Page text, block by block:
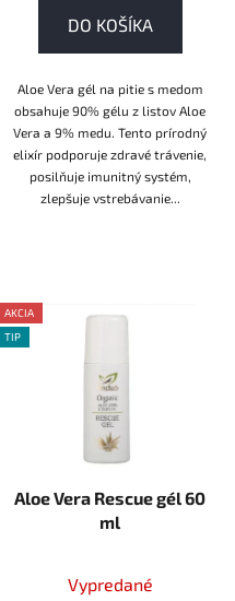
DO KOŠÍKA
Aloe Vera gél na pitie s medom
obsahuje 90% gélu z listov Aloe
Vera a 9% medu. Tento prírodný
elixír podporuje zdravé trávenie,
posilňuje imunitný systém,
zlepšuje vstrebávanie...
AKCIA
TIP
Aloe Vera Rescue gél 60
ml
Vypredané